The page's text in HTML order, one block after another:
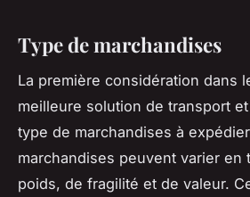
Type de marchandises
La première considération dans
meilleure solution de transport
type de marchandises à
marchandises peuvent varier en
poids, de fragilité et de valeur.